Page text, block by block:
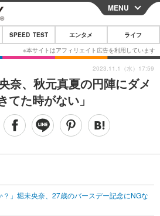
CLOSE
スマートフォン
ガジェット・ツール
その他
映画・ドラマ
MENU
SPEED TEST エンタメ ライフ
奈、秋元真夏の円陣にダメ
てた時がない」
？」堀未央奈、27歳のバースデー記念にNGな
2023.11.1（水）17:59